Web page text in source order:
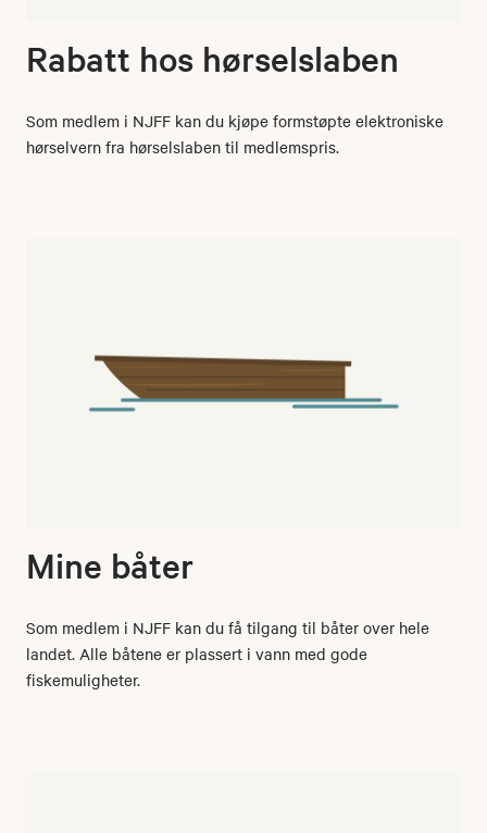
Rabatt hos hørselslaben
Som medlem i NJFF kan du kjøpe formstøpte elektroniske
hørselvern fra hørselslaben til medlemspris.
Mine båter
Som medlem i NJFF kan du få tilgang til båter over hele
landet. Alle båtene er plassert i vann med gode
fiskemuligheter.